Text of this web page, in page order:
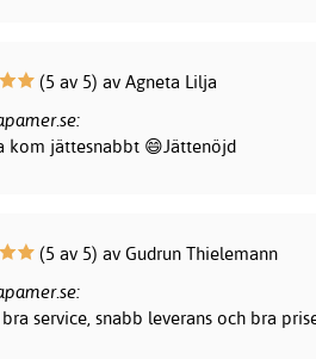
(5 av 5) av Agneta Lilja
kom jättesnabbt 😄Jättenöjd
(5 av 5) av Gudrun Thielemann
service, snabb leverans och bra